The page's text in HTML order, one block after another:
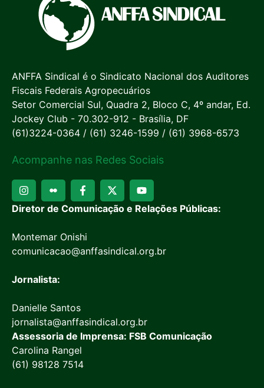
ANFFA Sindical é o Sindicato Nacional dos Auditores
Fiscais Federais Agropecuários
Setor Comercial Sul, Quadra 2, Bloco C, 4º andar, Ed.
Jockey Club - 70.302-912 - Brasília, DF
(61)3224-0364 / (61) 3246-1599 / (61) 3968-6573
Acompanhe nas Redes Sociais
Diretor de Comunicação e Relações Públicas:
Montemar Onishi
comunicacao@anffasindical.org.br
Jornalista:
Danielle Santos
jornalista@anffasindical.org.br
Assessoria de Imprensa: FSB Comunicação
Carolina Rangel
(61) 98128 7514